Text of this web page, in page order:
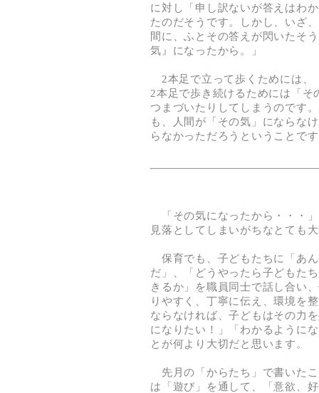
に対し「申し訳ないが答えはわ
たのだそうです。しかし、いざ
間に、ふとその答えが閃いたそ
気』になったから。」
2本足で立って歩くためには、
2本足で歩き続けるためには「
つまづいたりしてしまうのです
も、人間が「その気」にならな
らなかっただろうということで
「その気になったから・・・
見落としてしまいがちなとても
保育でも、子どもたちに「あ
だ」、「どうやったら子どもた
きるか」を職員同士で話し合い
りやすく、丁寧に伝え、環境を
ならなければ、子どもはその力
になりたい！」「わかるように
とが何より大切だと思います。
先月の「からたち」で書いた
は「遊び」を通して、「意欲、